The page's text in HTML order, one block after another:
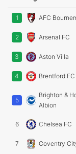
1 AFC
2 Arsenal FC
3 Aston Villa
4 Brentford FC
5
Brighton &
Albion
6 Chelsea FC
7 Coventry